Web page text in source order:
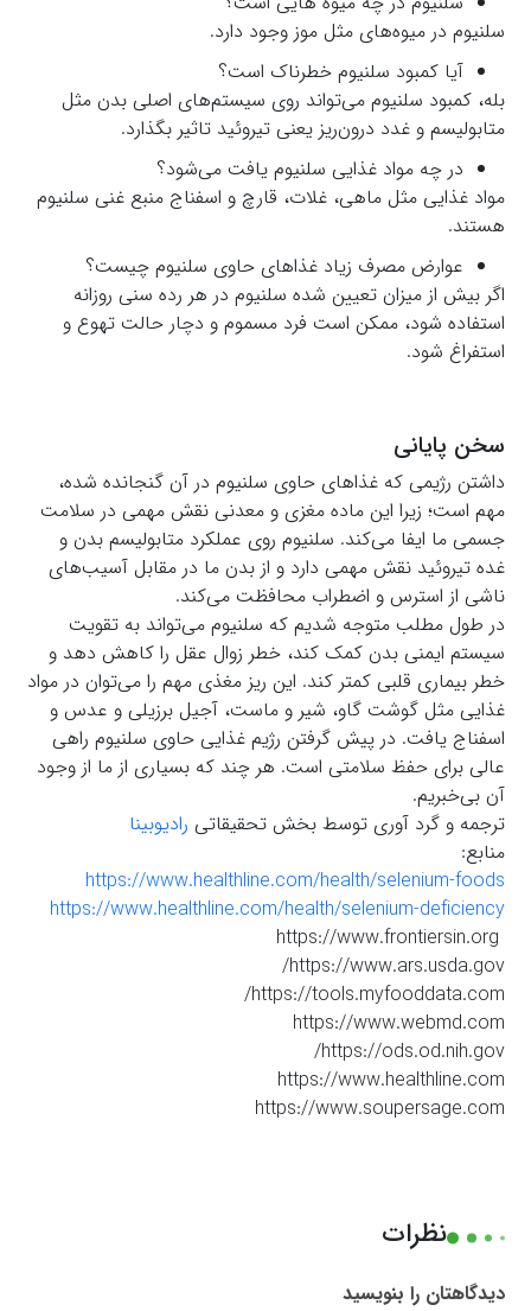
سلنیوم در میوه‌های مثل موز وجود دارد.
آیا کمبود سلنیوم خطرناک است؟
بله، کمبود سلنیوم می‌تواند روی سیستم‌های اصلی بدن مثل
متابولیسم و غدد درون‌ریز یعنی تیروئید تاثیر بگذارد.
در چه مواد غذایی سلنیوم یافت می‌شود؟
مواد غذایی مثل ماهی، غلات، قارچ و اسفناج منبع غنی سلنیوم
هستند.
عوارض مصرف زیاد غذاهای حاوی سلنیوم چیست؟
اگر بیش از میزان تعیین شده سلنیوم در هر رده سنی روزانه
استفاده شود، ممکن است فرد مسموم و دچار حالت تهوع و
استفراغ شود.
سخن پایانی
داشتن رژیمی که غذاهای حاوی سلنیوم در آن گنجانده شده،
مهم است؛ زیرا این ماده مغزی و معدنی نقش مهمی در سلامت
جسمی ما ایفا می‌کند. سلنیوم روی عملکرد متابولیسم بدن و
غده تیروئید نقش مهمی دارد و از بدن ما در مقابل آسیب‌های
ناشی از استرس و اضطراب محافظت می‌کند.
در طول مطلب متوجه شدیم که سلنیوم می‌تواند به تقویت
سیستم ایمنی بدن کمک کند، خطر زوال عقل را کاهش دهد و
خطر بیماری قلبی کمتر کند. این ریز مغذی مهم را می‌توان در مواد
غذایی مثل گوشت گاو، شیر و ماست، آجیل برزیلی و عدس و
اسفناج یافت. در پیش گرفتن رژیم غذایی حاوی سلنیوم راهی
عالی برای حفظ سلامتی است. هر چند که بسیاری از ما از وجود
آن بی‌خبریم.
ترجمه و گرد آوری توسط بخش تحقیقاتی رادیوبینا
منابع:
https://www.healthline.com/health/selenium-foods
https://www.healthline.com/health/selenium-deficiency
https://www.ars.usda.gov/
https://tools.myfooddata.com/
https://www.webmd.com
https://ods.od.nih.gov/
https://www.healthline.com
https://www.soupersage.com
نظرات
دیدگاهتان را بنویسید